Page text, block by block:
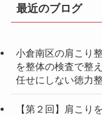
最近のブログ
小倉南区の肩こり
を整体の検査で整
任せにしない徳力
【第２回】肩こり